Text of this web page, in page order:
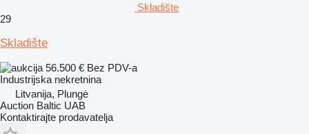
Skladište
29
Skladište
56.500 € Bez PDV-a
Industrijska nekretnina
Litvanija, Plungė
Auction Baltic UAB
Kontaktirajte prodavatelja